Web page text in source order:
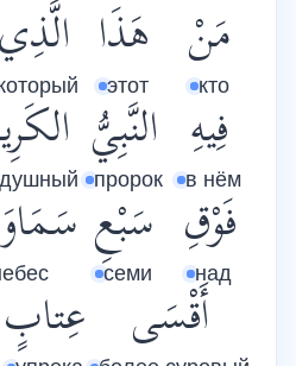
مَنْ
кто
هَذَا
этот
الَّذِي
فِيهِ
в нём
النَّبِيُّ
пророк
فَوْقِ
над
سَبْعِ
семи
أَقْسَى عِتابٍ